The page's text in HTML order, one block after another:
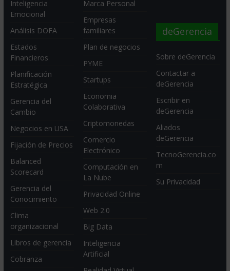
Inteligencia
Emocional
Análisis DOFA
Estados
Financieros
Planificación
Estratégica
Gerencia del
Cambio
Negocios en USA
Fijación de Precios
Balanced
Scorecard
Gerencia del
Conocimiento
Clima
organizacional
Libros de gerencia
Cobranza
Marca Personal
Empresas
familiares
Plan de negocios
PYME
Startups
Economia
Colaborativa
Criptomonedas
Comercio
Electrónico
Computación en
La Nube
Privacidad Online
Web 2.0
Big Data
Inteligencia
Artificial
deGerencia
Sobre deGerencia
Contactar a
deGerencia
Escribir en
deGerencia
Aliados
deGerencia
TecnoGerencia.co
m
Su Privacidad